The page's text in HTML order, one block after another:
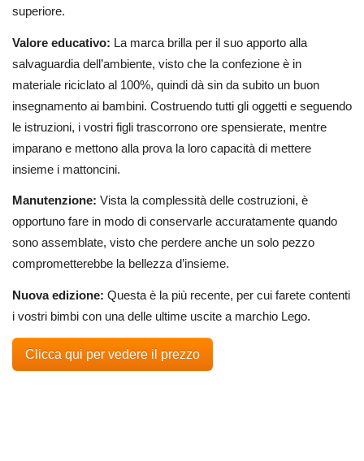
superiore.
Valore educativo: La marca brilla per il suo apporto alla
salvaguardia dell’ambiente, visto che la confezione è in
materiale riciclato al 100%, quindi dà sin da subito un buon
insegnamento ai bambini. Costruendo tutti gli oggetti e seguendo
le istruzioni, i vostri figli trascorrono ore spensierate, mentre
imparano e mettono alla prova la loro capacità di mettere
insieme i mattoncini.
Manutenzione: Vista la complessità delle costruzioni, è
opportuno fare in modo di conservarle accuratamente quando
sono assemblate, visto che perdere anche un solo pezzo
comprometterebbe la bellezza d’insieme.
Nuova edizione: Questa è la più recente, per cui farete contenti
i vostri bimbi con una delle ultime uscite a marchio Lego.
Clicca qui per vedere il prezzo